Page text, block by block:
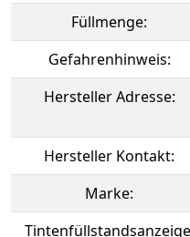
Füllmenge:
Gefahrenhinweis:
Hersteller Adresse:
Hersteller Kontakt:
Marke: